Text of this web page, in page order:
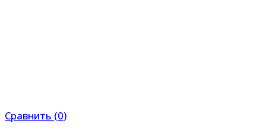
Сравнить (0)